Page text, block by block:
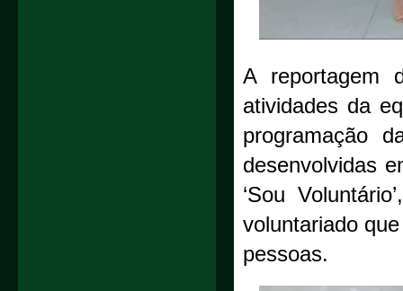
A reportagem
atividades da
programação
desenvolvidas
‘Sou
voluntariado
pessoas.